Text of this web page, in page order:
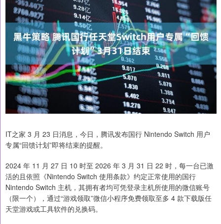
IT之家 3 月 23 日消息，今日，腾讯发布国行 Nintendo Switch 用户
专属“回馈计划”即将结束的提醒。
2024 年 11 月 27 日 10 时至 2026 年 3 月 31 日 22 时，每一台已激
活的且依照《Nintendo Switch 使用条款》约定正常使用的国行
Nintendo Switch 主机，其拥有者均可凭登录主机所使用的微信账号
（限一个），通过“游戏领取”微信小程序免费领取至多 4 款下载版任
天堂游戏或工具软件的兑换码。